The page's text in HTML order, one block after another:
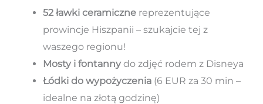
52 ławki ceramicznereprezentujące
prowincje Hiszpanii – szukajcie tej z
waszego regionu!
Mosty i fontannydo zdjęć rodem z Disneya
Łódki do wypożyczenia(6 EUR za 30 min –
idealne na złotą godzinę)